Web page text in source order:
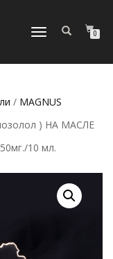
ПЕРЕКЛЮЧИТЬ
0
/ MAGNUS
) НА МАСЛЕ
10 мл.